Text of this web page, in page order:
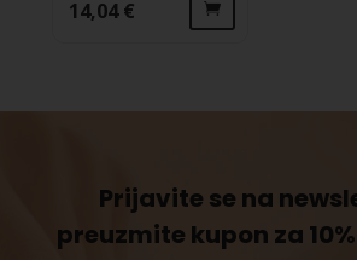
14,04€
se
mogu
Prijavite se na
preuzmite kupon za